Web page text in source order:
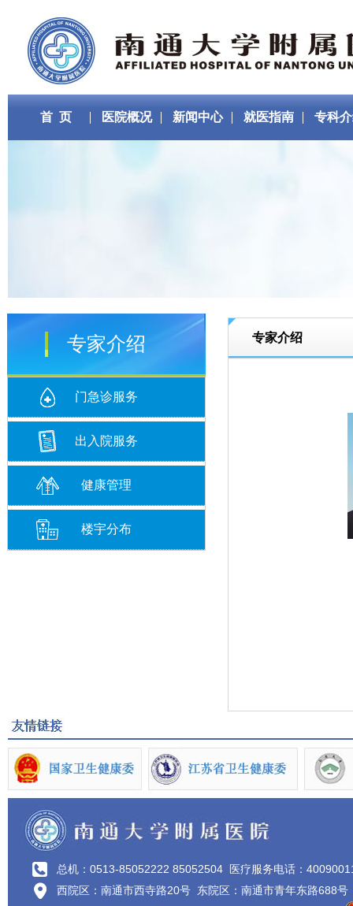
首 页 医院概况 新闻中心 就医指南 专科
专家介绍
门急诊服务
出入院服务
健康管理
楼宇分布
专家介绍
总机：0513-85052222 85052504 医疗服务电话：
西院区：南通市西寺路20号 东院区：南通市青年东路688号